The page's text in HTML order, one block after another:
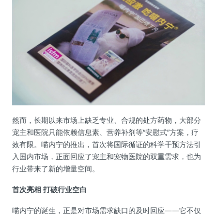
然而，长期以来市场上缺乏专业、合规的处方药物，大部分
宠主和医院只能依赖信息素、营养补剂等“安慰式”方案，疗
效有限。喵内宁的推出，首次将国际循证的科学干预方法引
入国内市场，正面回应了宠主和宠物医院的双重需求，也为
行业带来了新的增量空间。
首次亮相 打破行业空白
喵内宁的诞生，正是对市场需求缺口的及时回应——它不仅